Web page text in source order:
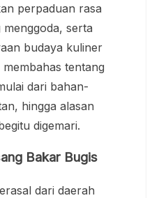
perpaduan rasa
serta
budaya kuliner
tentang
dari bahan-
hingga alasan
digemari.
Bakar Bugis
dari daerah